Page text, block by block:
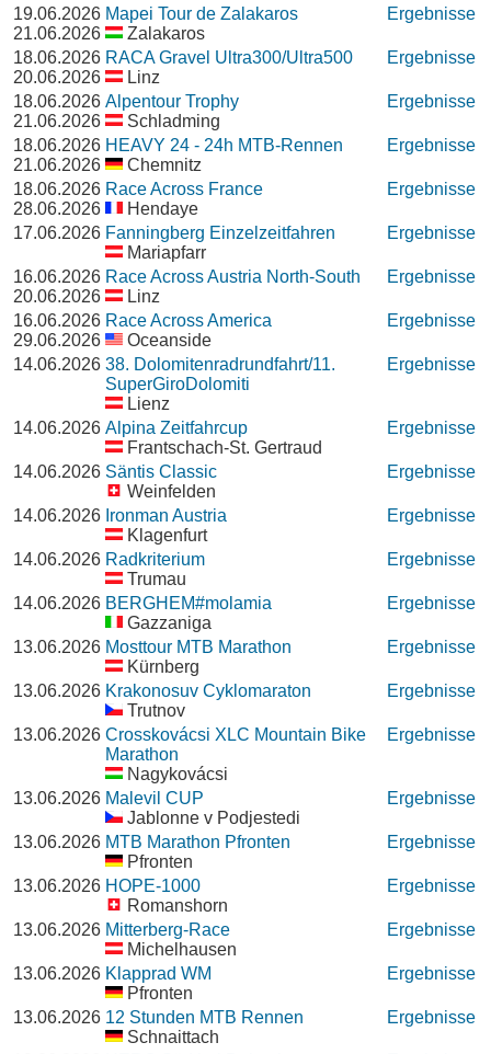
19.06.2026
21.06.2026
Mapei Tour de Zalakaros
Zalakaros
Ergebnisse
18.06.2026
20.06.2026
RACA Gravel Ultra300/Ultra500
Linz
Ergebnisse
18.06.2026
21.06.2026
Alpentour Trophy
Schladming
Ergebnisse
18.06.2026
21.06.2026
HEAVY 24 - 24h MTB-Rennen
Chemnitz
Ergebnisse
18.06.2026
28.06.2026
Race Across France
Hendaye
Ergebnisse
17.06.2026 Fanningberg Einzelzeitfahren
Mariapfarr
Ergebnisse
16.06.2026
20.06.2026
Race Across Austria North-South
Linz
Ergebnisse
16.06.2026
29.06.2026
Race Across America
Oceanside
Ergebnisse
14.06.2026 38. Dolomitenradrundfahrt/11.
SuperGiroDolomiti
Lienz
Ergebnisse
14.06.2026 Alpina Zeitfahrcup
Frantschach-St. Gertraud
Ergebnisse
14.06.2026 Säntis Classic
Weinfelden
Ergebnisse
14.06.2026 Ironman Austria
Klagenfurt
Ergebnisse
14.06.2026 Radkriterium
Trumau
Ergebnisse
14.06.2026 BERGHEM#molamia
Gazzaniga
Ergebnisse
13.06.2026 Mosttour MTB Marathon
Kürnberg
Ergebnisse
13.06.2026 Krakonosuv Cyklomaraton
Trutnov
Ergebnisse
13.06.2026 Crosskovácsi XLC Mountain Bike
Marathon
Nagykovácsi
Ergebnisse
13.06.2026 Malevil CUP
Jablonne v Podjestedi
Ergebnisse
13.06.2026 MTB Marathon Pfronten
Pfronten
Ergebnisse
13.06.2026 HOPE-1000
Romanshorn
Ergebnisse
13.06.2026 Mitterberg-Race
Michelhausen
Ergebnisse
13.06.2026 Klapprad WM
Pfronten
Ergebnisse
13.06.2026 12 Stunden MTB Rennen
Schnaittach
Ergebnisse